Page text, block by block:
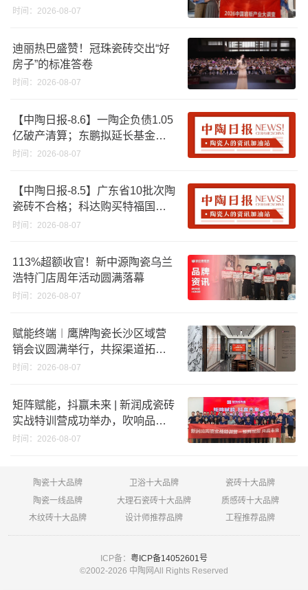
时间：2026-08-07
迪丽热巴盛赞！冠珠瓷砖交出“好
房子”的标准答卷
时间：2026-08-07
【中陶日报-8.6】一陶企负债1.05
亿破产清算；东鹏拟延长基金投
资期限；工信部开展建陶行业能
时间：2026-08-07
【中陶日报-8.5】广东省10批次陶
瓷砖不合格；科达购买特福国际
股份申请未通过；蒙娜丽莎5千万
破18亿元
时间：2026-08-07
113%超额收官！新中源陶瓷乌兰
浩特门店周年活动圆满落幕
时间：2026-08-07
赋能终端︱鹰牌陶瓷长沙区域营
销会议圆满举行，共探渠道拓展
与门店升级新路径
时间：2026-08-07
矩阵赋能，抖赢未来 | 新润成瓷砖
实战特训营成功举办，吹响品牌
秋季营销冲锋号！
时间：2026-08-07
陶瓷十大品牌 卫浴十大品牌
瓷砖十大品牌
陶瓷一线品牌
大理石瓷砖十大品牌
质感砖十大品牌
木纹砖十大品牌
设计师推荐品牌 工程推荐品牌
ICP备： 粤ICP备14052601号
©2002-2026 中陶网All Rights Reserved